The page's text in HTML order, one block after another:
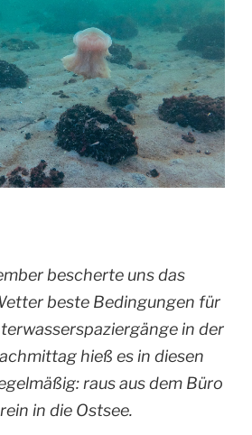
bescherte uns das
beste Bedingungen für
in der
hieß es in diesen
raus aus dem Büro
in die Ostsee.